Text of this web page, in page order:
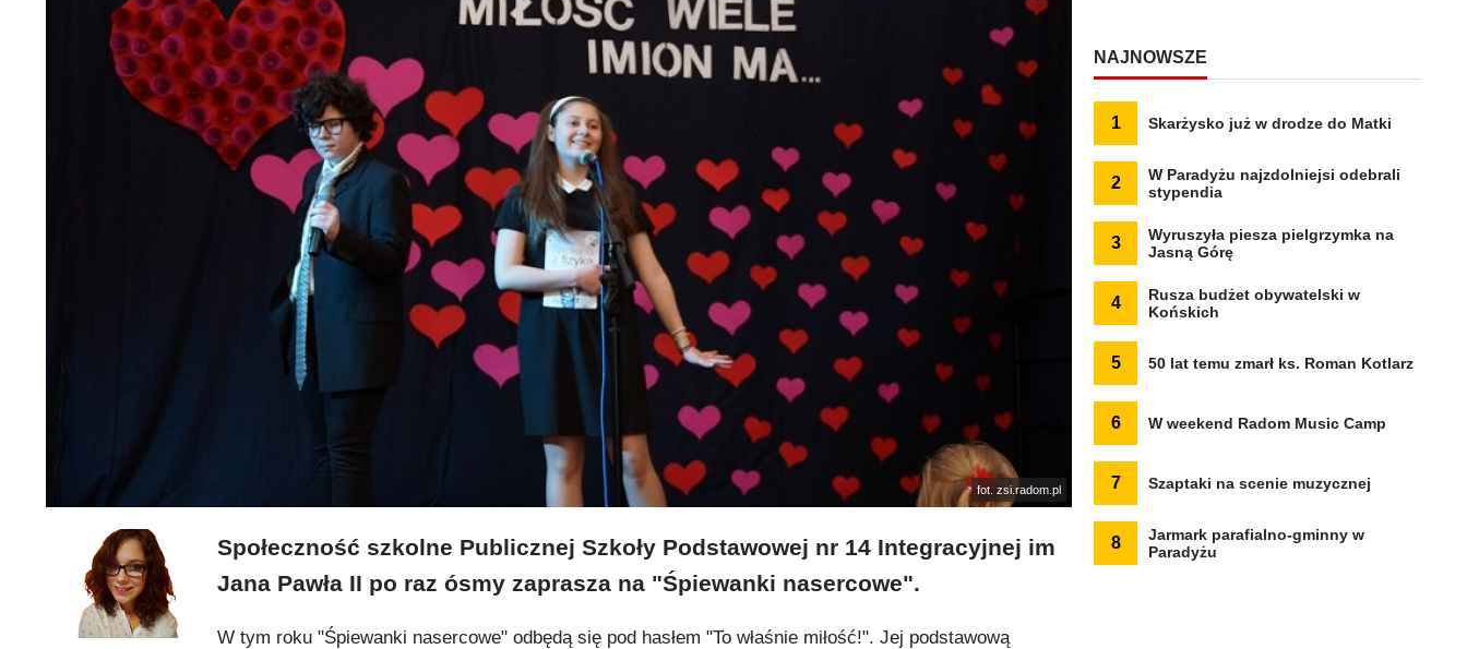
fot. zsi.radom.pl
Społeczność szkolne Publicznej Szkoły Podstawowej nr 14 Integracyjnej im
Jana Pawła II po raz ósmy zaprasza na "Śpiewanki nasercowe".
W tym roku "Śpiewanki nasercowe" odbędą się pod hasłem "To właśnie miłość!". Jej podstawową
NAJNOWSZE
1 Skarżysko już w drodze do Matki
2
W Paradyżu najzdolniejsi odebrali
stypendia
3
Wyruszyła piesza pielgrzymka na
Jasną Górę
4
Rusza budżet obywatelski w
Końskich
5 50 lat temu zmarł ks. Roman Kotlarz
6 W weekend Radom Music Camp
7 Szaptaki na scenie muzycznej
8
Jarmark parafialno-gminny w
Paradyżu